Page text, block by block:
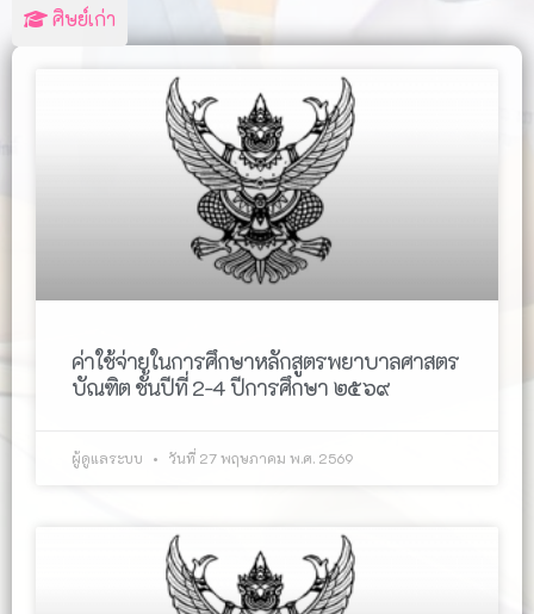
ศิษย์เก่า
ค่าใช้จ่ายในการศึกษาหลักสูตรพยาบาลศาสตร
บัณฑิต ชั้นปีที่ 2-4 ปีการศึกษา ๒๕๖๙
ผู้ดูแลระบบ วันที่ 27 พฤษภาคม พ.ศ. 2569